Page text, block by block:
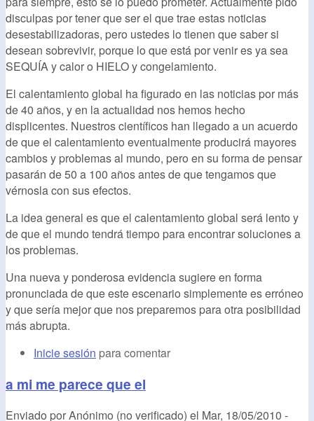
disculpas por tener que ser el que trae estas noticias
desestabilizadoras, pero ustedes lo tienen que saber si
desean sobrevivir, porque lo que está por venir es ya sea
SEQUÍA y calor o HIELO y congelamiento.
El calentamiento global ha figurado en las noticias por más
de 40 años, y en la actualidad nos hemos hecho
displicentes. Nuestros científicos han llegado a un acuerdo
de que el calentamiento eventualmente producirá mayores
cambios y problemas al mundo, pero en su forma de pensar
pasarán de 50 a 100 años antes de que tengamos que
vérnosla con sus efectos.
La idea general es que el calentamiento global será lento y
de que el mundo tendrá tiempo para encontrar soluciones a
los problemas.
Una nueva y ponderosa evidencia sugiere en forma
pronunciada de que este escenario simplemente es erróneo
y que sería mejor que nos preparemos para otra posibilidad
más abrupta.
Inicie sesión para comentar
a mi me parece que el
Enviado porAnónimo (no verificado) el Mar, 18/05/2010 -